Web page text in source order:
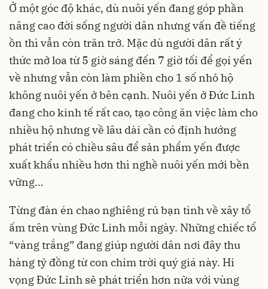
Ở một góc độ khác, dù nuôi yến đang góp phần
nâng cao đời sống người dân nhưng vấn đề tiếng
ồn thì vẫn còn trăn trở. Mặc dù người dân rất ý
thức mở loa từ 5 giờ sáng đến 7 giờ tối để gọi yến
về nhưng vẫn còn làm phiền cho 1 số nhỏ hộ
không nuôi yến ở bên cạnh. Nuôi yến ở Đức Linh
đang cho kinh tế rất cao, tạo công ăn việc làm cho
nhiều hộ nhưng về lâu dài cần có định hướng
phát triển có chiều sâu để sản phẩm yến được
xuất khẩu nhiều hơn thì nghề nuôi yến mới bền
vững…
Từng đàn én chao nghiêng rủ bạn tình về xây tổ
ấm trên vùng Đức Linh mỗi ngày. Những chiếc tổ
“vàng trắng” đang giúp người dân nơi đây thu
hàng tỷ đồng từ con chim trời quý giá này. Hi
vọng Đức Linh sẽ phát triển hơn nữa với vùng